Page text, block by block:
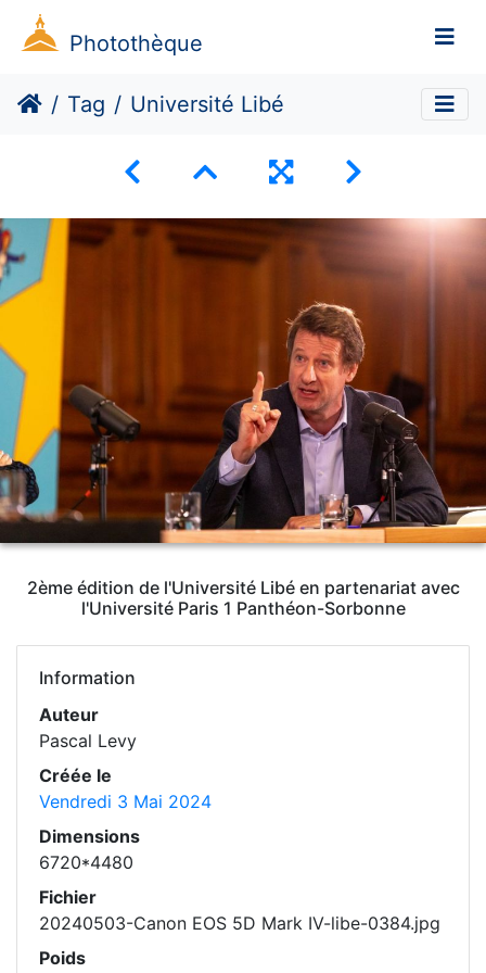
Photothèque
Tag Université Libé
2ème édition de l'Université Libé en partenariat avec
l'Université Paris 1 Panthéon-Sorbonne
Information
Auteur
Pascal Levy
Créée le
Vendredi 3 Mai 2024
Dimensions
6720*4480
Fichier
20240503-Canon EOS 5D Mark IV-libe-0384.jpg
Poids